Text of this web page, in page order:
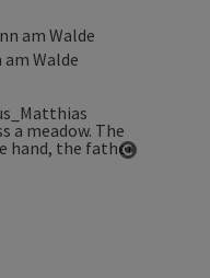
am Walde
am Walde